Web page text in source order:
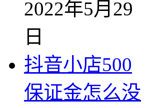
2022年5月29
日
抖音小店500
保证金怎么没